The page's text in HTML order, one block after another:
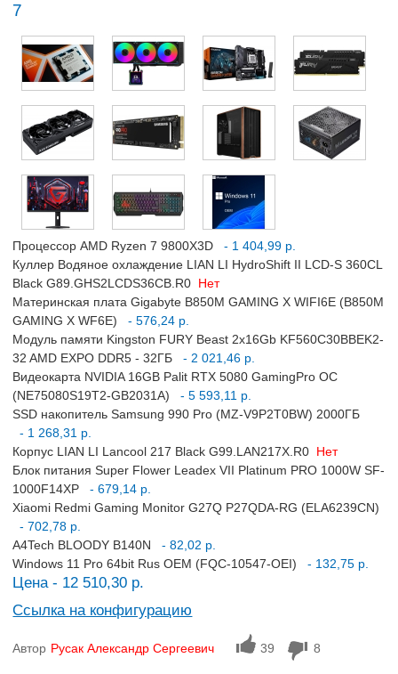
7
Процессор AMD Ryzen 7 9800X3D
- 1 404,99 р.
Куллер Водяное охлаждение LIAN LI HydroShift II LCD-S 360CL
Black G89.GHS2LCDS36CB.R0 Нет
Материнская плата Gigabyte B850M GAMING X WIFI6E (B850M
GAMING X WF6E)
- 576,24 р.
Модуль памяти Kingston FURY Beast 2x16Gb KF560C30BBEK2-
32 AMD EXPO DDR5 - 32ГБ
- 2 021,46 р.
Видеокарта NVIDIA 16GB Palit RTX 5080 GamingPro OC
(NE75080S19T2-GB2031A)
- 5 593,11 р.
SSD накопитель Samsung 990 Pro (MZ-V9P2T0BW) 2000ГБ
- 1 268,31 р.
Корпус LIAN LI Lancool 217 Black G99.LAN217X.R0 Нет
Блок питания Super Flower Leadex VII Platinum PRO 1000W SF-
1000F14XP
- 679,14 р.
Xiaomi Redmi Gaming Monitor G27Q P27QDA-RG (ELA6239CN)
- 702,78 р.
A4Tech BLOODY B140N
- 82,02 р.
Windows 11 Pro 64bit Rus OEM (FQC-10547-OEI)
- 132,75 р.
Цена - 12 510,30 р.
Ссылка на конфигурацию
Автор Русак Александр Сергеевич 39 8